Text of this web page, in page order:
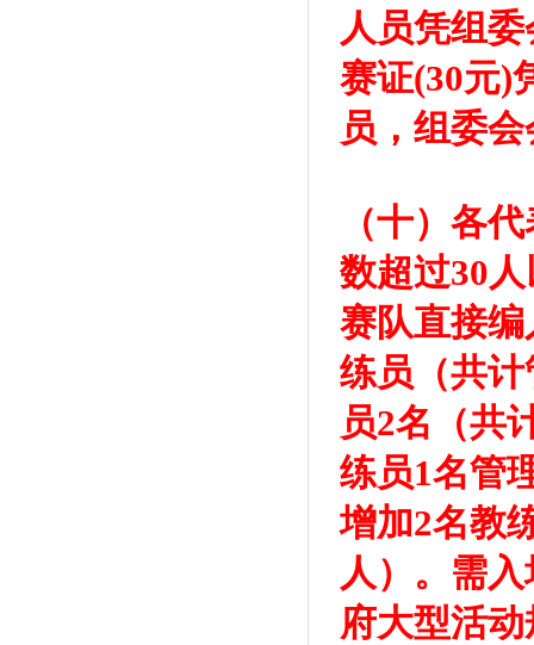
人员凭组
赛证(30元)
员，组委
（十）各
数超过30
赛队直接
练员（共
员2名（共
练员1名管
增加2名教
人）。需
府大型活